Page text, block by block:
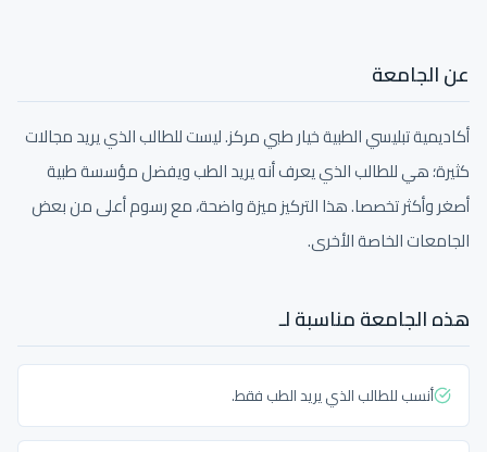
عن الجامعة
أكاديمية تبليسي الطبية خيار طبي مركز. ليست للطالب الذي يريد مجالات
كثيرة؛ هي للطالب الذي يعرف أنه يريد الطب ويفضل مؤسسة طبية
أصغر وأكثر تخصصا. هذا التركيز ميزة واضحة، مع رسوم أعلى من بعض
الجامعات الخاصة الأخرى.
هذه الجامعة مناسبة لـ
أنسب للطالب الذي يريد الطب فقط.